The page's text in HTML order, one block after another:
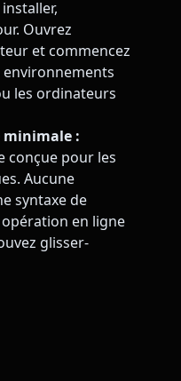
Ouvrez
et commencez
environnements
les ordinateurs
minimale :
conçue pour les
Aucune
syntaxe de
en ligne
glisser-